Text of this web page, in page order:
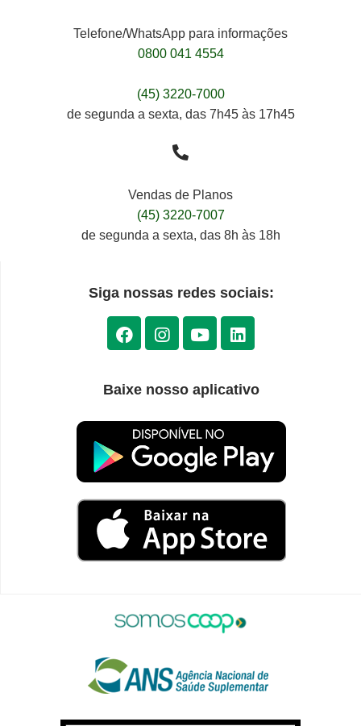
Telefone/WhatsApp para informações
0800 041 4554
(45) 3220-7000
de segunda a sexta, das 7h45 às 17h45
Vendas de Planos
(45) 3220-7007
de segunda a sexta, das 8h às 18h
Siga nossas redes sociais:
Baixe nosso aplicativo